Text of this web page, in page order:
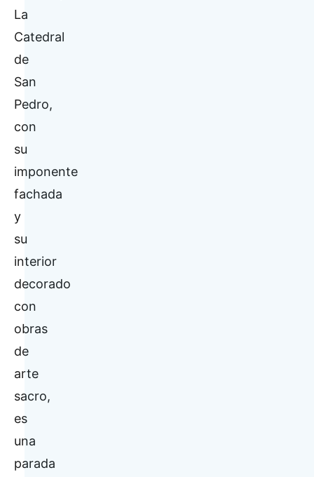
La
Catedral
de
San
Pedro,
con
su
imponente
fachada
y
su
interior
decorado
con
obras
de
arte
sacro,
es
una
parada